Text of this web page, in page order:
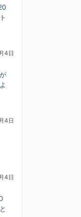
4日
4日
4日